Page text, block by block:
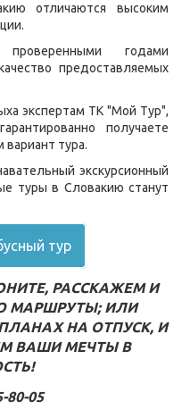
отличаются высоким
годами
предоставляемых
экспертам ТК "Мой Тур",
получаете
тура.
экскурсионный
туры в Словакию станут
тур
РАССКАЖЕМ И
МАРШРУТЫ; ИЛИ
НА ОТПУСК, И
ВАШИ МЕЧТЫ В
80-05